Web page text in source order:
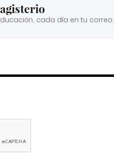
cada día en tu correo.